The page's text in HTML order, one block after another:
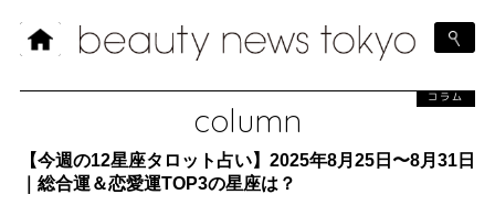
column
コラム
【今週の12星座タロット占い】2025年8月25日〜8月31日
｜総合運＆恋愛運TOP3の星座は？